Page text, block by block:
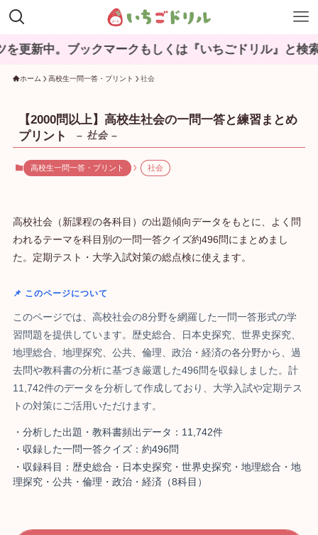
ブックマークもしくは『いちごドリル』と検索してね♪
ホーム 高校生一問一答・プリント 社会
【2000問以上】高校生社会の一問一答と練習まとめ
プリント
– 社会 –
高校生一問一答・プリント 社会
高校社会（新課程の各科目）の出題傾向データをもとに、よく問
われるテーマを科目別の一問一答クイズ約496問にまとめまし
た。定期テスト・大学入試対策の総点検に使えます。
📌 このページについて
このページでは、高校社会の8分野を網羅した一問一答形式の学
習問題を提供しています。歴史総合、日本史探究、世界史探究、
地理総合、地理探究、公共、倫理、政治・経済の各分野から、過
去問や教科書の分析に基づき厳選した496問を収録しました。計
11,742件のデータを分析して作成しており、大学入試や定期テス
トの対策にご活用いただけます。
・分析した出題・教科書頻出データ：11,742件
・収録した一問一答クイズ：約496問
・収録科目：歴史総合・日本史探究・世界史探究・地理総合・地
理探究・公共・倫理・政治・経済（8科目）